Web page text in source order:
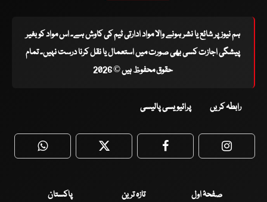
ہم نیوز پر شائع یا نشر ہونے والا مواد ادارتی ٹیم کی کاوش ہے۔ اس مواد کو بغیر
پیشگی اجازت کسی بھی صورت میں استعمال یا نقل کرنا درست نہیں۔ تمام
حقوق محفوظ ہیں © 2026
رابطہ کریں پرائیویسی پالیسی
WhatsApp Twitter Facebook
صفحۂ اول تازہ ترین
پاکستان